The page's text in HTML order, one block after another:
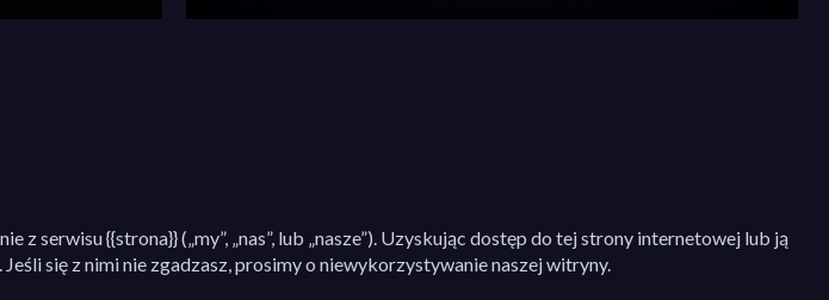
serwisu {{strona}} („my”, „nas”, lub „nasze”). Uzyskując dostęp do tej strony internetowej lub ją
się z nimi nie zgadzasz, prosimy o niewykorzystywanie naszej witryny.